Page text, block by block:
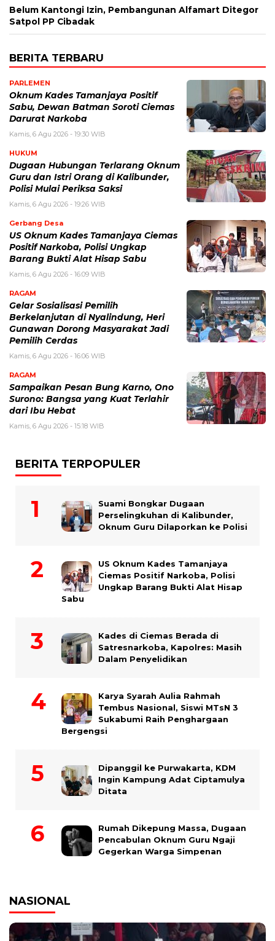
Belum Kantongi Izin, Pembangunan Alfamart Ditegor
Satpol PP Cibadak
BERITA TERBARU
PARLEMEN
Oknum Kades Tamanjaya Positif
Sabu, Dewan Batman Soroti Ciemas
Darurat Narkoba
Kamis, 6 Agu 2026 - 19:30 WIB
HUKUM
Dugaan Hubungan Terlarang Oknum
Guru dan Istri Orang di Kalibunder,
Polisi Mulai Periksa Saksi
Kamis, 6 Agu 2026 - 19:26 WIB
Gerbang Desa
US Oknum Kades Tamanjaya Ciemas
Positif Narkoba, Polisi Ungkap
Barang Bukti Alat Hisap Sabu
Kamis, 6 Agu 2026 - 16:09 WIB
RAGAM
Gelar Sosialisasi Pemilih
Berkelanjutan di Nyalindung, Heri
Gunawan Dorong Masyarakat Jadi
Pemilih Cerdas
Kamis, 6 Agu 2026 - 16:06 WIB
RAGAM
Sampaikan Pesan Bung Karno, Ono
Surono: Bangsa yang Kuat Terlahir
dari Ibu Hebat
Kamis, 6 Agu 2026 - 15:18 WIB
BERITA TERPOPULER
Suami Bongkar Dugaan
Perselingkuhan di Kalibunder,
Oknum Guru Dilaporkan ke Polisi
US Oknum Kades Tamanjaya
Ciemas Positif Narkoba, Polisi
Ungkap Barang Bukti Alat Hisap
Sabu
Kades di Ciemas Berada di
Satresnarkoba, Kapolres: Masih
Dalam Penyelidikan
Karya Syarah Aulia Rahmah
Tembus Nasional, Siswi MTsN 3
Sukabumi Raih Penghargaan
Bergengsi
Dipanggil ke Purwakarta, KDM
Ingin Kampung Adat Ciptamulya
Ditata
Rumah Dikepung Massa, Dugaan
Pencabulan Oknum Guru Ngaji
Gegerkan Warga Simpenan
NASIONAL